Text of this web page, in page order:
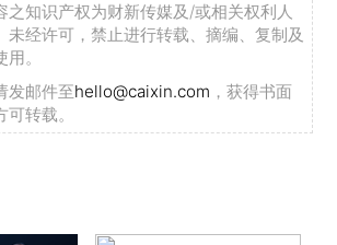
之知识产权为财新传媒及/或相关权利人
未经许可，禁止进行转载、摘编、复制及
。
发邮件至hello@caixin.com ，获得书面
转载。